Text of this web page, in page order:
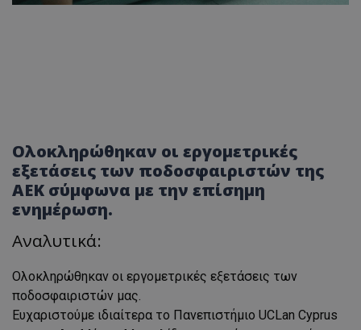
Ολοκληρώθηκαν οι εργομετρικές
εξετάσεις των ποδοσφαιριστών της
ΑΕΚ σύμφωνα με την επίσημη
ενημέρωση.
Αναλυτικά:
Ολοκληρώθηκαν οι εργομετρικές εξετάσεις των
ποδοσφαιριστών μας.
Ευχαριστούμε ιδιαίτερα το Πανεπιστήμιο UCLan Cyprus